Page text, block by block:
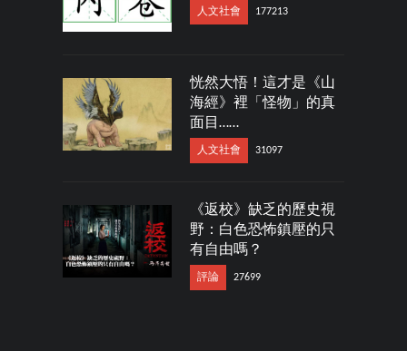
人文社會 177213
恍然大悟！這才是《山
海經》裡「怪物」的真
面目……
人文社會 31097
《返校》缺乏的歷史視
野：白色恐怖鎮壓的只
有自由嗎？
評論 27699